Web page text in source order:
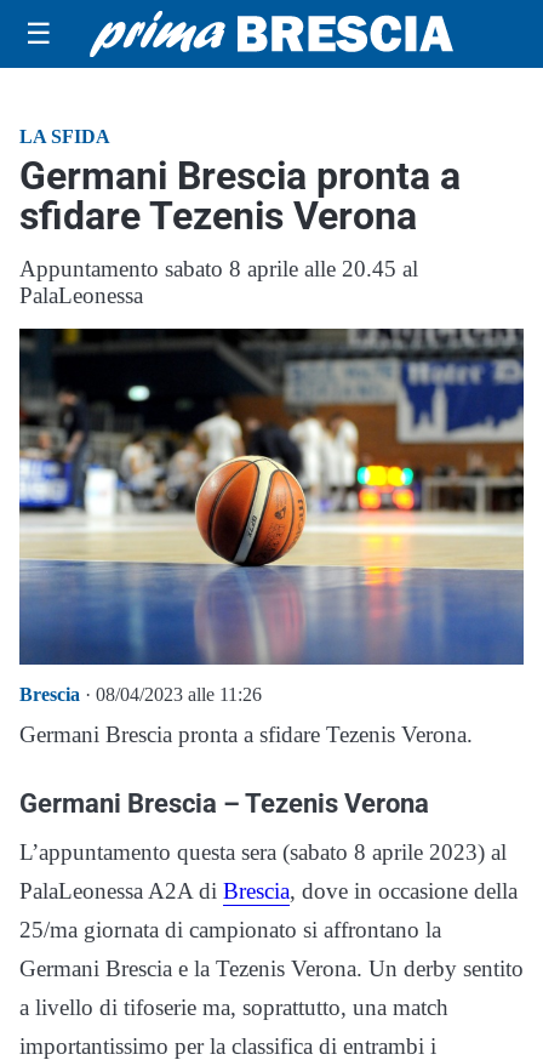
☰
LA SFIDA
Germani Brescia pronta a
sfidare Tezenis Verona
Appuntamento sabato 8 aprile alle 20.45 al
PalaLeonessa
Brescia · 08/04/2023 alle 11:26
Germani Brescia pronta a sfidare Tezenis Verona.
Germani Brescia – Tezenis Verona
L’appuntamento questa sera (sabato 8 aprile 2023) al
PalaLeonessa A2A di Brescia, dove in occasione della
25/ma giornata di campionato si affrontano la
Germani Brescia e la Tezenis Verona. Un derby sentito
a livello di tifoserie ma, soprattutto, una match
importantissimo per la classifica di entrambi i